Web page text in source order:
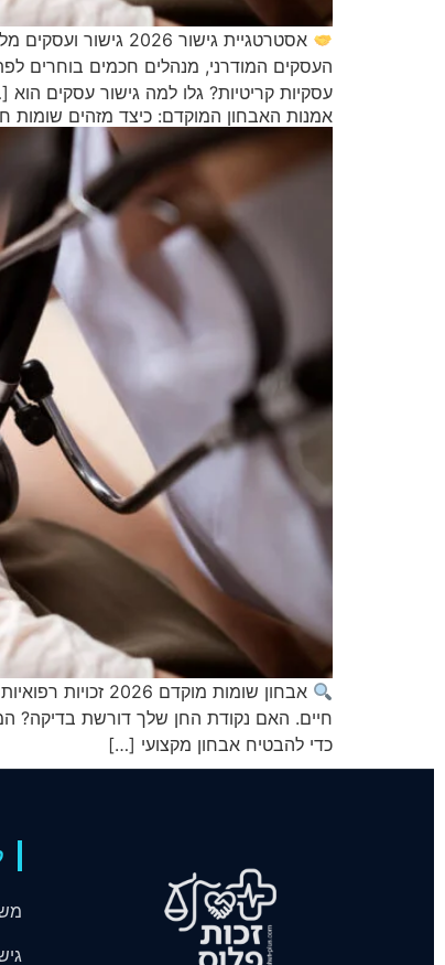
אסטרטגיית
העסקים המודרני, מנהלים חכמים בוחרים
עסקיות קריטיות? גלו למה גישור עסקים הוא
אמנות האבחון המוקדם: כיצד מזהים שומות
אבחון שומות
חיים. האם נקודת החן שלך דורשת בדיקה?
כדי להבטיח אבחון מקצועי […]